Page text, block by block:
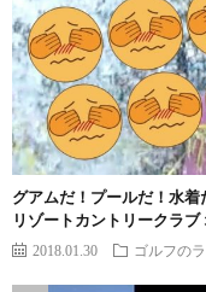
グアムだ！プールだ！水
リゾートカントリークラブ
2018.01.30 ゴルフの